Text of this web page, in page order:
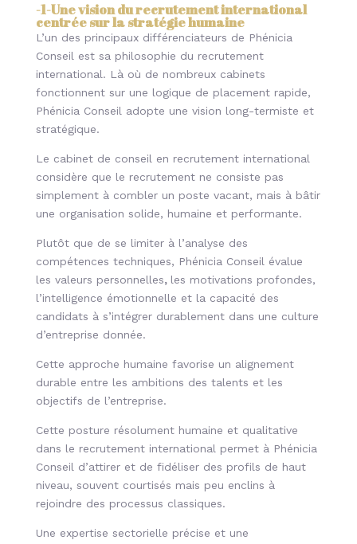
-1-Une vision du recrutement international
centrée sur la stratégie humaine
L’un des principaux différenciateurs de Phénicia
Conseil est sa philosophie du recrutement
international. Là où de nombreux cabinets
fonctionnent sur une logique de placement rapide,
Phénicia Conseil adopte une vision long-termiste et
stratégique.
Le cabinet de conseil en recrutement international
considère que le recrutement ne consiste pas
simplement à combler un poste vacant, mais à bâtir
une organisation solide, humaine et performante.
Plutôt que de se limiter à l’analyse des
compétences techniques, Phénicia Conseil évalue
les valeurs personnelles, les motivations profondes,
l’intelligence émotionnelle et la capacité des
candidats à s’intégrer durablement dans une culture
d’entreprise donnée.
Cette approche humaine favorise un alignement
durable entre les ambitions des talents et les
objectifs de l’entreprise.
Cette posture résolument humaine et qualitative
dans le recrutement international permet à Phénicia
Conseil d’attirer et de fidéliser des profils de haut
niveau, souvent courtisés mais peu enclins à
rejoindre des processus classiques.
Une expertise sectorielle précise et une